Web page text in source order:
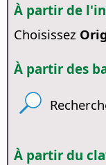
À partir de
Choisissez
À partir des
À partir du